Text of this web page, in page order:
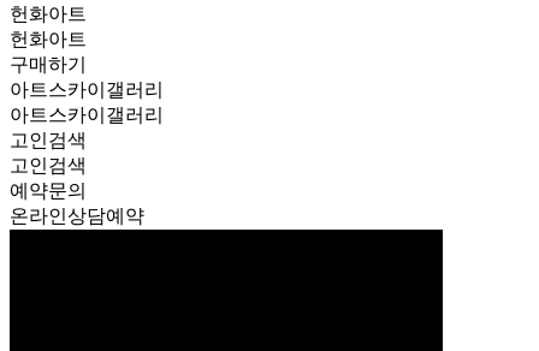
헌화아트
헌화아트
구매하기
아트스카이갤러리
아트스카이갤러리
고인검색
고인검색
예약문의
온라인상담예약